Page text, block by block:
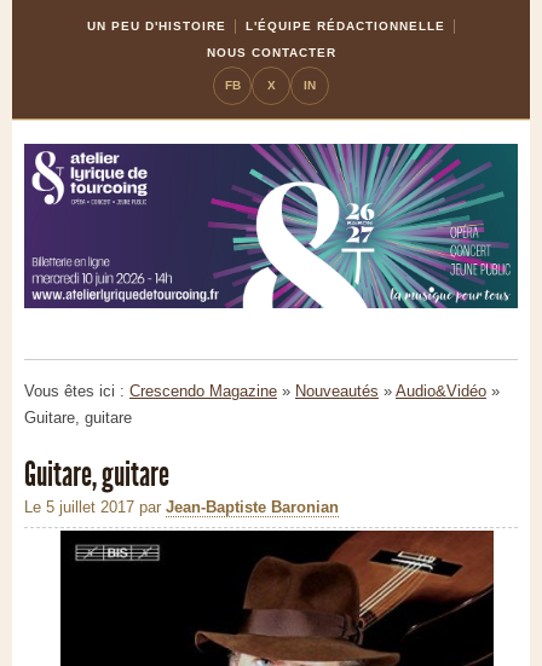
UN PEU D'HISTOIRE
L'ÉQUIPE RÉDACTIONNELLE
NOUS CONTACTER
FB X IN
Vous êtes ici : Crescendo Magazine » Nouveautés » Audio&Vidéo »
Guitare, guitare
Guitare, guitare
Le 5 juillet 2017 par Jean-Baptiste Baronian